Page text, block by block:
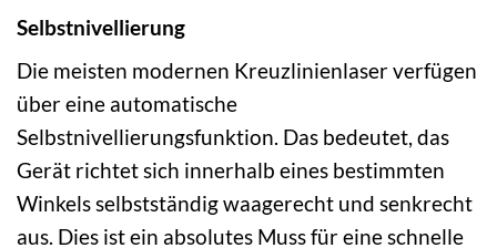
Selbstnivellierung
Die meisten modernen Kreuzlinienlaser verfügen
über eine automatische
Selbstnivellierungsfunktion. Das bedeutet, das
Gerät richtet sich innerhalb eines bestimmten
Winkels selbstständig waagerecht und senkrecht
aus. Dies ist ein absolutes Muss für eine schnelle